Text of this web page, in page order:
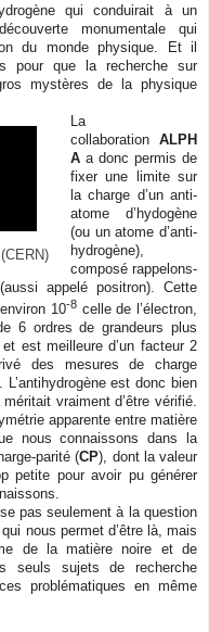
qui conduirait à un
monumentale qui
du monde physique. Et il
pour que la recherche sur
mystères de la physique
La
collaboration
ALPH
A a donc permis de
fixer une limite sur
la charge d’un anti-
atome d’hydogène
(ou un atome d’anti-
hydrogène),
composé rappelons-
appelé positron). Cette
10-8 celle de l’électron,
6 ordres de grandeurs plus
est meilleure d’un facteur 2
des mesures de charge
est donc bien
vraiment d’être vérifié.
apparente entre matière
nous connaissons dans la
parité (CP), dont la valeur
petite pour avoir pu générer
pas seulement à la question
nous permet d’être là, mais
de la matière noire et de
seuls sujets de recherche
problématiques en même